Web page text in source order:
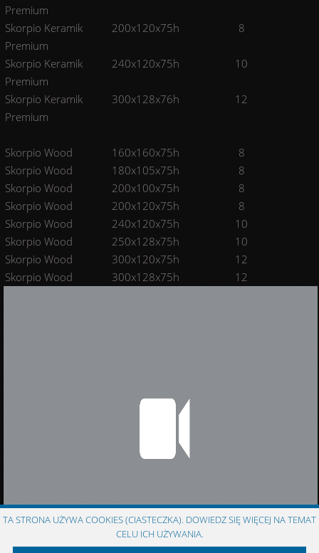
Premium
Skorpio Keramik
Premium
200x120x75h 8
Skorpio Keramik
Premium
240x120x75h 10
Skorpio Keramik
Premium
300x128x76h 12
Skorpio Wood 160x160x75h
8
Skorpio Wood
180x105x75h
8
Skorpio Wood
200x100x75h
8
Skorpio Wood
200x120x75h
8
Skorpio Wood
240x120x75h
10
Skorpio Wood
250x128x75h
10
Skorpio Wood
300x120x75h
12
Skorpio Wood
300x128x75h 12
TA STRONA UŻYWA COOKIES (CIASTECZKA). DOWIEDZ SIĘ WIĘCEJ NA TEMAT
CELU ICH UŻYWANIA.